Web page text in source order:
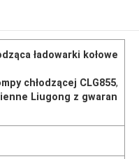
ładowarki kołowe
chłodzącej CLG855,
Liugong z gwaran